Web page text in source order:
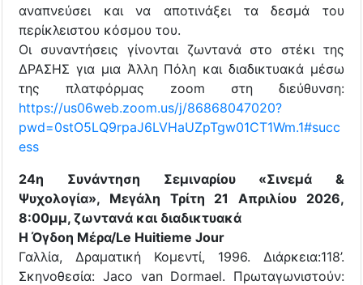
αναπνεύσει και να αποτινάξει τα δεσμά του
περίκλειστου κόσμου του.
Οι συναντήσεις γίνονται ζωντανά στο στέκι της
ΔΡΑΣΗΣ για μια Άλλη Πόλη και διαδικτυακά μέσω
της πλατφόρμας zoom στη διεύθυνση:
https://us06web.zoom.us/j/86868047020?
pwd=0stO5LQ9rpaJ6LVHaUZpTgw01CT1Wm.1#succ
ess
24η Συνάντηση Σεμιναρίου «Σινεμά &
Ψυχολογία», Μεγάλη Τρίτη 21 Απριλίου 2026,
8:00μμ, ζωντανά και διαδικτυακά
Η Όγδοη Μέρα/Le Huitieme Jour
Γαλλία, Δραματική Κομεντί, 1996. Διάρκεια:118’.
Σκηνοθεσία: Jaco van Dormael. Πρωταγωνιστούν: